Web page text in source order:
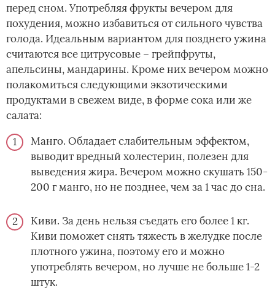
перед сном. Употребляя фрукты вечером для
похудения, можно избавиться от сильного чувства
голода. Идеальным вариантом для позднего ужина
считаются все цитрусовые – грейпфруты,
апельсины, мандарины. Кроме них вечером можно
полакомиться следующими экзотическими
продуктами в свежем виде, в форме сока или же
салата:
Манго. Обладает слабительным эффектом,
выводит вредный холестерин, полезен для
выведения жира. Вечером можно скушать 150-
200 г манго, но не позднее, чем за 1 час до сна.
Киви. За день нельзя съедать его более 1 кг.
Киви поможет снять тяжесть в желудке после
плотного ужина, поэтому его и можно
употреблять вечером, но лучше не больше 1-2
штук.